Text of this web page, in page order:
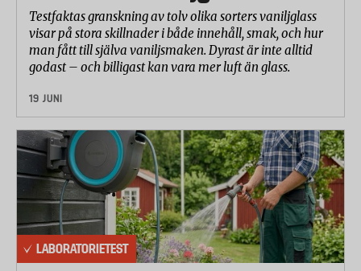
Testfaktas granskning av tolv olika sorters vaniljglass
visar på stora skillnader i både innehåll, smak, och hur
man fått till själva vaniljsmaken. Dyrast är inte alltid
godast – och billigast kan vara mer luft än glass.
19 JUNI
LABORATORIETEST